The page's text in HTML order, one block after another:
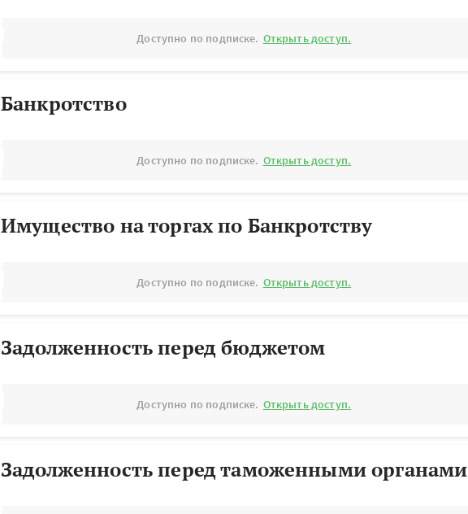
Доступно по подписке. Открыть доступ.
Банкротство
Доступно по подписке. Открыть доступ.
Имущество на торгах по Банкротству
Доступно по подписке. Открыть доступ.
Задолженность перед бюджетом
Доступно по подписке. Открыть доступ.
Задолженность перед таможенными органами